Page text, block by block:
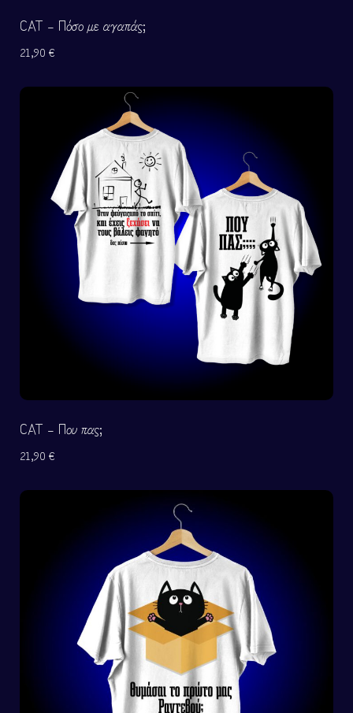
CAT – Πόσο με αγαπάς;
21,90 €
CAT – Που πας;
21,90 €